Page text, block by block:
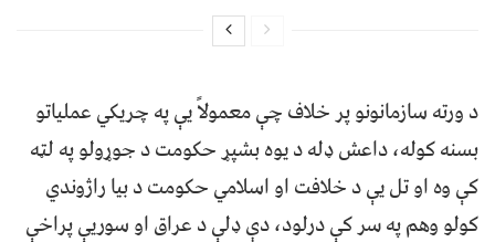
د ورته سازمانونو پر خلاف چې معمولاً یې په چریکي عملیاتو
بسنه کوله، داعش ډله د یوه بشپړ حکومت د جوړولو په لټه
کې وه او تل یې د خلافت او اسلامي حکومت د بیا راژوندي
کولو وهم په سر کې درلود، دې ډلې د عراق او سوریې پراخې